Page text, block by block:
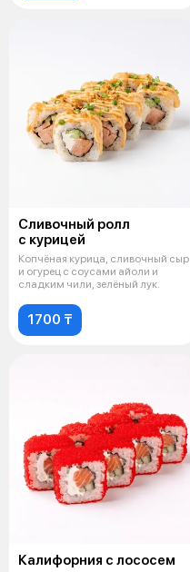
Сливочный ролл
с курицей
Копчёная курица, сливочный сыр
и огурец с соусами айоли и
сладким чили, зелёный лук.
1700 ₸
Калифорния с лососем